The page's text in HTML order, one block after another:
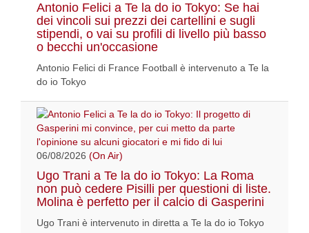
Antonio Felici a Te la do io Tokyo: Se hai
dei vincoli sui prezzi dei cartellini e sugli
stipendi, o vai su profili di livello più basso
o becchi un'occasione
Antonio Felici di France Football è intervenuto a Te la
do io Tokyo
06/08/2026 (On Air)
Ugo Trani a Te la do io Tokyo: La Roma
non può cedere Pisilli per questioni di liste.
Molina è perfetto per il calcio di Gasperini
Ugo Trani è intervenuto in diretta a Te la do io Tokyo